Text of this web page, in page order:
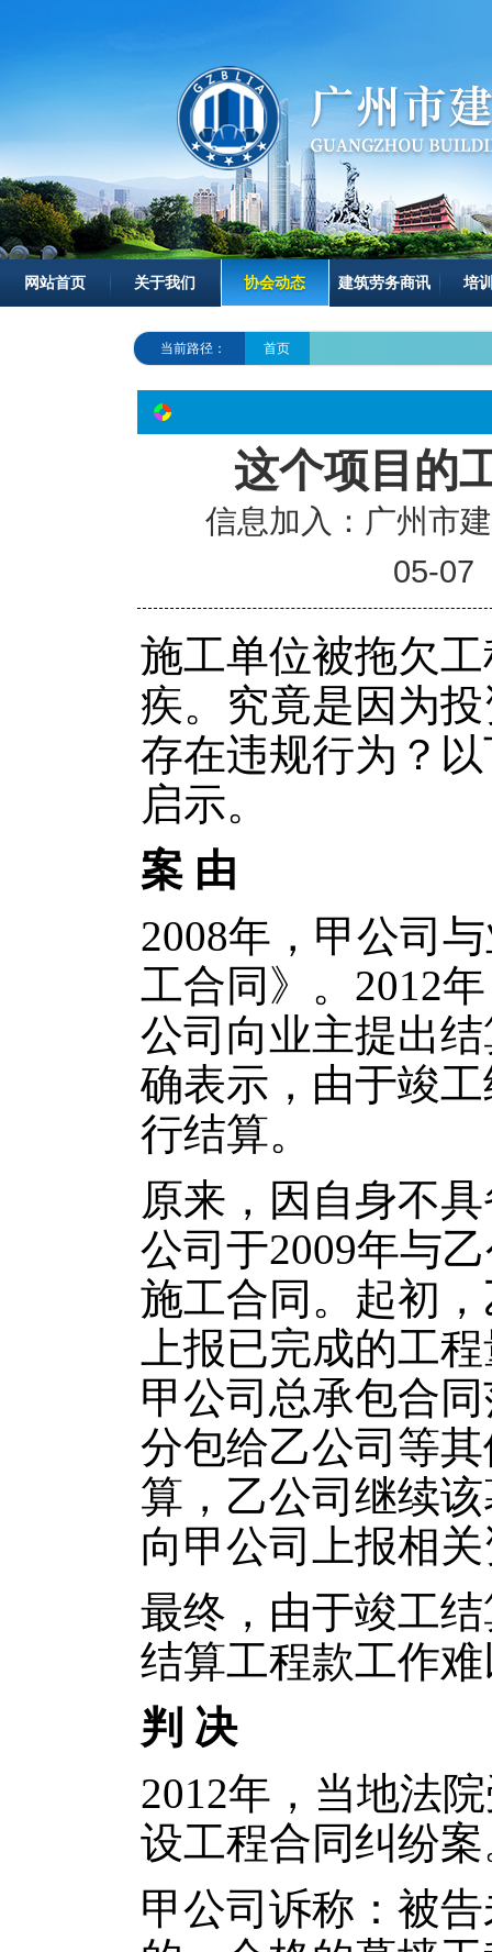
网站首页 关于我们 协会动态 建筑劳务商讯 培
当前路径： 首页
这个项目的
信息加入：广州市
05-07
施工单位被拖欠
疾。究竟是因为
存在违规行为？
启示。
案 由
2008年，甲公司
工合同》。2012
公司向业主提出
确表示，由于竣
行结算。
原来，因自身不
公司于2009年与
施工合同。起初
上报已完成的工
甲公司总承包合
分包给乙公司等
算，乙公司继续
向甲公司上报相
最终，由于竣工
结算工程款工作
判 决
2012年，当地法
设工程合同纠纷
甲公司诉称：被